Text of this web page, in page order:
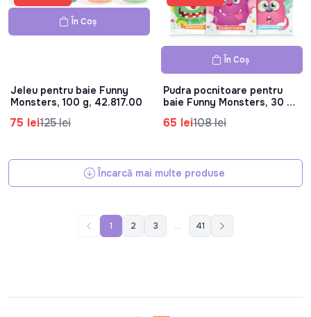
În Coș
Jeleu pentru baie Funny
Monsters, 100 g, 42.817.00
75 lei125 lei
În Coș
Pudra pocnitoare pentru
baie Funny Monsters, 30 g,
65 lei108 lei
Încarcă mai multe produse
1 2 3 ... 41